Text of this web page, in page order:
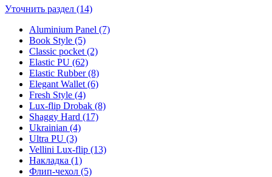
Уточнить раздел (14)
Aluminium Panel (7)
Book Style (5)
Classic pocket (2)
Elastic PU (62)
Elastic Rubber (8)
Elegant Wallet (6)
Fresh Style (4)
Lux-flip Drobak (8)
Shaggy Hard (17)
Ukrainian (4)
Ultra PU (3)
Vellini Lux-flip (13)
Накладка (1)
Флип-чехол (5)